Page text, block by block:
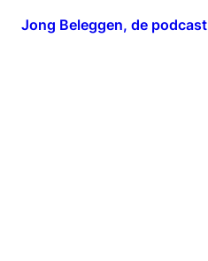
Jong Beleggen, de podcast